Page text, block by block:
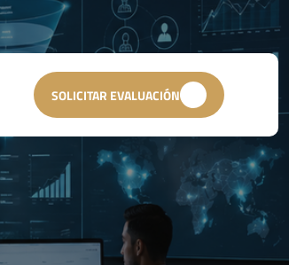
SOLICITAR EVALUACIÓN